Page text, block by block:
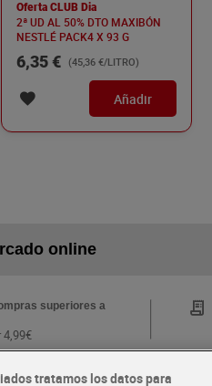
Oferta CLUB Dia
2ª UD AL 50% DTO MAXIBÓN
NESTLÉ PACK4 X 93 G
6,35 € (45,36 €/LITRO)
Añadir
online
superiores a
4,99€
tratamos los datos para